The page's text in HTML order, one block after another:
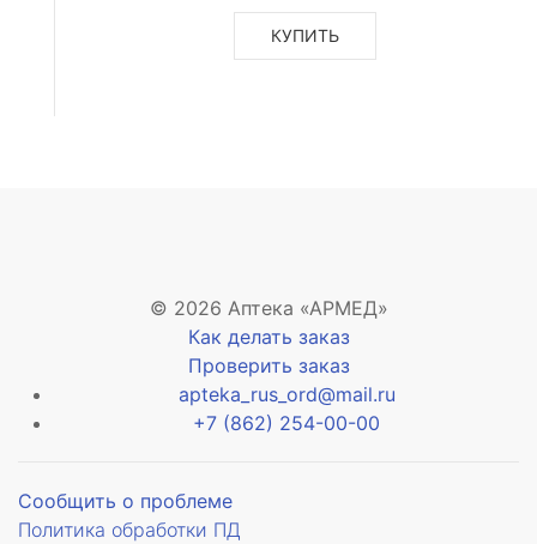
КУПИТЬ
© 2026 Аптека «АРМЕД»
Как делать заказ
Проверить заказ
apteka_rus_ord@mail.ru
+7 (862) 254-00-00
Сообщить о проблеме
Политика обработки ПД